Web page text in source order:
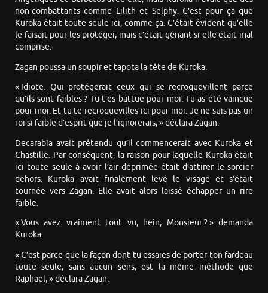
non-combattants comme Lilith et Selphy. C’est pour ça que
Kuroka était toute seule ici, comme ça. C’était évident qu’elle
le faisait pour les protéger, mais c’était gênant si elle était mal
comprise.
Zagan poussa un soupir et tapota la tête de Kuroka.
« Idiote. Qui protégerait ceux qui se recroquevillent parce
qu’ils sont faibles ? Tu t’es battue pour moi. Tu as été vaincue
pour moi. Et tu te recroquevilles ici pour moi. Je ne suis pas un
roi si faible d’esprit que je l’ignorerais, » déclara Zagan.
Decarabia avait prétendu qu’il commencerait avec Kuroka et
Chastille. Par conséquent, la raison pour laquelle Kuroka était
ici toute seule à avoir l’air déprimée était d’attirer le sorcier
dehors. Kuroka avait finalement levé le visage et s’était
tournée vers Zagan. Elle avait alors laissé échapper un rire
faible.
« Vous avez vraiment tout vu, hein, Monsieur ? » demanda
Kuroka.
« C’est parce que la façon dont tu essaies de porter ton fardeau
toute seule, sans aucun sens, est la même méthode que
Raphaël, » déclara Zagan.